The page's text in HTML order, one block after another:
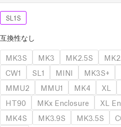
SL1S
互換性なし
MK3S
MK3 MK2.5S
CW1
SL1 MINI MK3S+
MMU2
MMU1 MK4 XL
HT90
MKx Enclosure XL
MK4S
MK3.9S MK3.5S